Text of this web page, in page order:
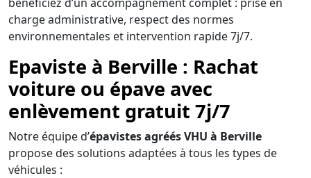
charge administrative, respect des normes
environnementales et intervention rapide 7j/7.
Epaviste à Berville : Rachat
voiture ou épave avec
enlèvement gratuit 7j/7
Notre équipe d’épavistes agréés VHU à Berville
propose des solutions adaptées à tous les types de
véhicules :